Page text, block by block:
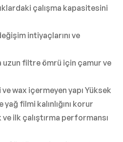
çalışma kapasitesini
intiyaçlarını ve
uzun filtre ömrü için çamur ve
wax içermeyen yapı Yüksek
filmi kalınlığını korur
ve ilk çalıştırma performansı